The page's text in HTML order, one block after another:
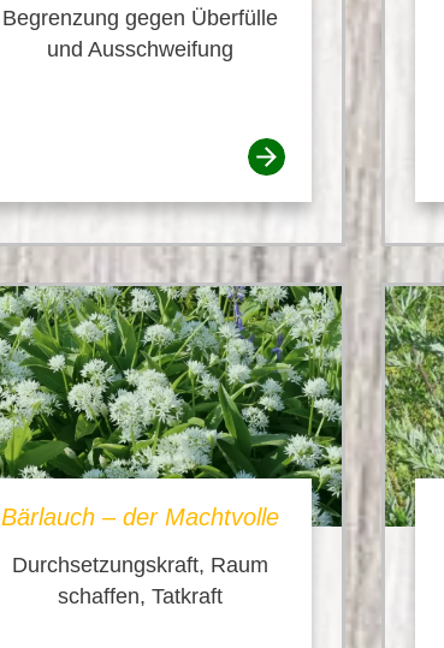
Begrenzung gegen Überfülle
und Ausschweifung
Bärlauch – der Machtvolle
Durchsetzungskraft, Raum
schaffen, Tatkraft